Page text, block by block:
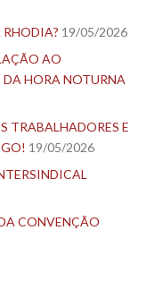
19/05/2026
AO
HORA NOTURNA
TRABALHADORES E
19/05/2026
CONVENÇÃO